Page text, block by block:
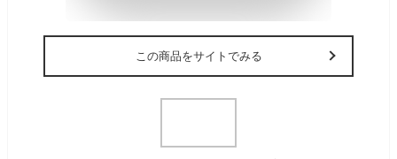
この商品をサイトでみる